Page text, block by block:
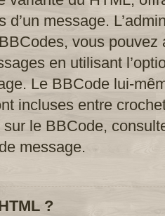
d’un message.
vous
en utilisant
Le BBCode lui-
incluses entre
sur le BBCode,
message.
?